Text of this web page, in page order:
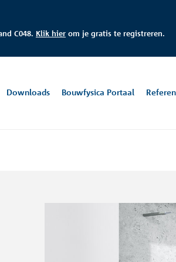
C048. Klik hier om je gratis te registreren.
Downloads Bouwfysica Portaal
en werkgever en blijf op de hoogte van